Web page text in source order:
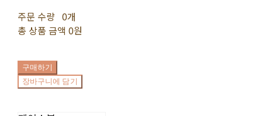
주문 수량 0개
총 상품 금액 0원
구매하기
장바구니에 담기